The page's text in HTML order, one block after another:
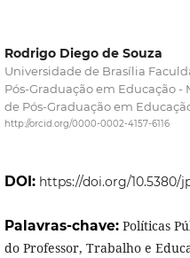
Rodrigo Diego de Souza
Universidade de Brasília
Pós-Graduação em Educação
de Pós-Graduação em
http://orcid.org/0000-0002-4157-6116
DOI: https://doi.org/10.5380/
Palavras-chave: Políticas
do Professor, Trabalho e